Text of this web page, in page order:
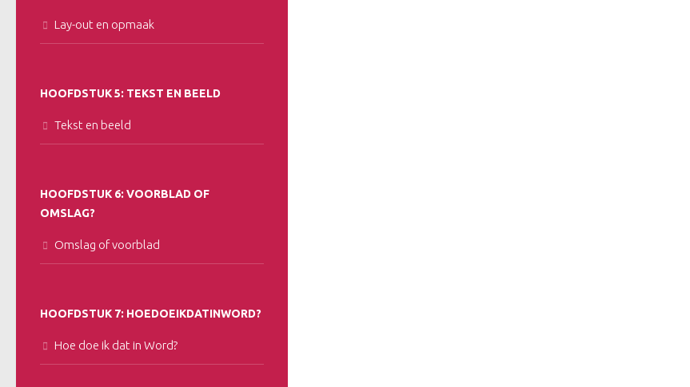
Lay-out en opmaak
HOOFDSTUK 5: TEKST EN BEELD
Tekst en beeld
HOOFDSTUK 6: VOORBLAD OF
OMSLAG?
Omslag of voorblad
HOOFDSTUK 7: HOEDOEIKDATINWORD?
Hoe doe ik dat in Word?